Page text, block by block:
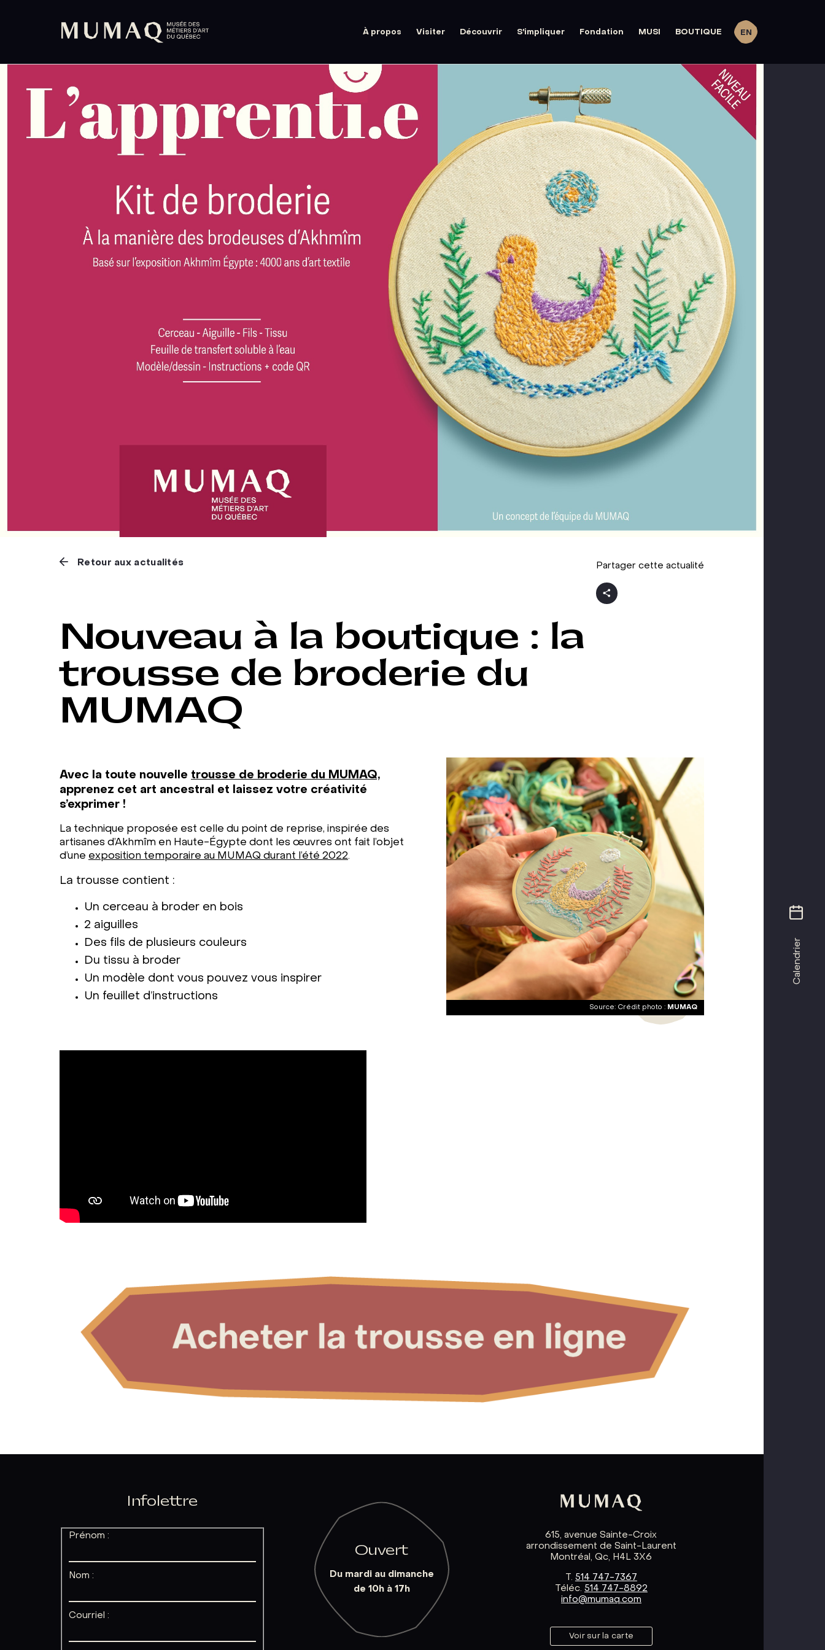
À propos Visiter Découvrir S'impliquer Fondation MUSI BOUTIQUE EN
Calendrier
Retour aux actualités Partager cette actualité
Nouveau à la boutique : la
trousse de broderie du
MUMAQ
Avec la toute nouvelle trousse de broderie du MUMAQ,
apprenez cet art ancestral et laissez votre créativité
s’exprimer !
La technique proposée est celle du point de reprise, inspirée des
artisanes d’Akhmîm en Haute-Égypte dont les œuvres ont fait l’objet
d’une exposition temporaire au MUMAQ durant l’été 2022.
La trousse contient :
Un cerceau à broder en bois
2 aiguilles
Des fils de plusieurs couleurs
Du tissu à broder
Un modèle dont vous pouvez vous inspirer
Un feuillet d’instructions
Crédit photo : MUMAQ
Infolettre
Prénom :
Nom :
Courriel :
Ouvert
Du mardi au dimanche
de 10h à 17h
615, avenue Sainte-Croix
arrondissement de Saint-Laurent
Montréal, Qc, H4L 3X6
T. 514 747-7367
Téléc. 514 747-8892
info@mumaq.com
Voir sur la carte